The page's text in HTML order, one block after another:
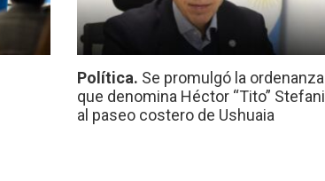
Política. Se promulgó la ordenanza
que denomina Héctor “Tito” Stefani
al paseo costero de Ushuaia